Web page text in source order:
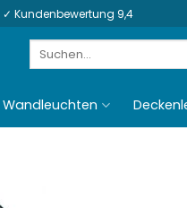
Kundenbewertung 9,4
Suchen
Wandleuchten